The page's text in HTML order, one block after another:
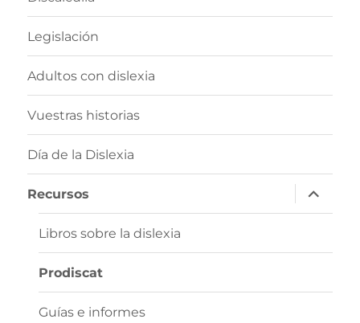
Legislación
Adultos con dislexia
Vuestras historias
Día de la Dislexia
Recursos
expande
el
menú
Libros sobre la dislexia
Prodiscat
Guías e informes